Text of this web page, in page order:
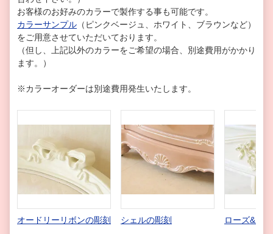
お客様のお好みのカラーで製作する事も可能です。
カラーサンプル （ピンクベージュ、ホワイト、ブラウンなど）
をご用意させていただいております。
（但し、上記以外のカラーをご希望の場合、別途費用がかかり
ます。）
※カラーオーダーは別途費用発生いたします。
オードリーリボンの彫刻 シェルの彫刻 ローズ&リ